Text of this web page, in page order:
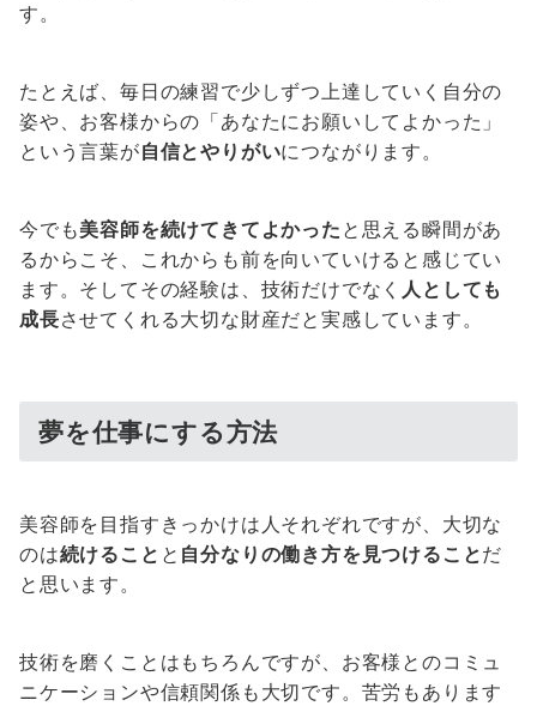
す。
たとえば、毎日の練習で少しずつ上達していく自分の
姿や、お客様からの「あなたにお願いしてよかった」
という言葉が自信とやりがいにつながります。
今でも美容師を続けてきてよかった と思える瞬間があ
るからこそ、これからも前を向いていけると感じてい
ます。そしてその経験は、技術だけでなく 人としても
成長させてくれる大切な財産だと実感しています。
夢を仕事にする方法
美容師を目指すきっかけは人それぞれですが、大切な
のは続けること と 自分なりの働き方を見つけることだ
と思います。
技術を磨くことはもちろんですが、お客様とのコミュ
ニケーションや信頼関係も大切です。苦労もあります